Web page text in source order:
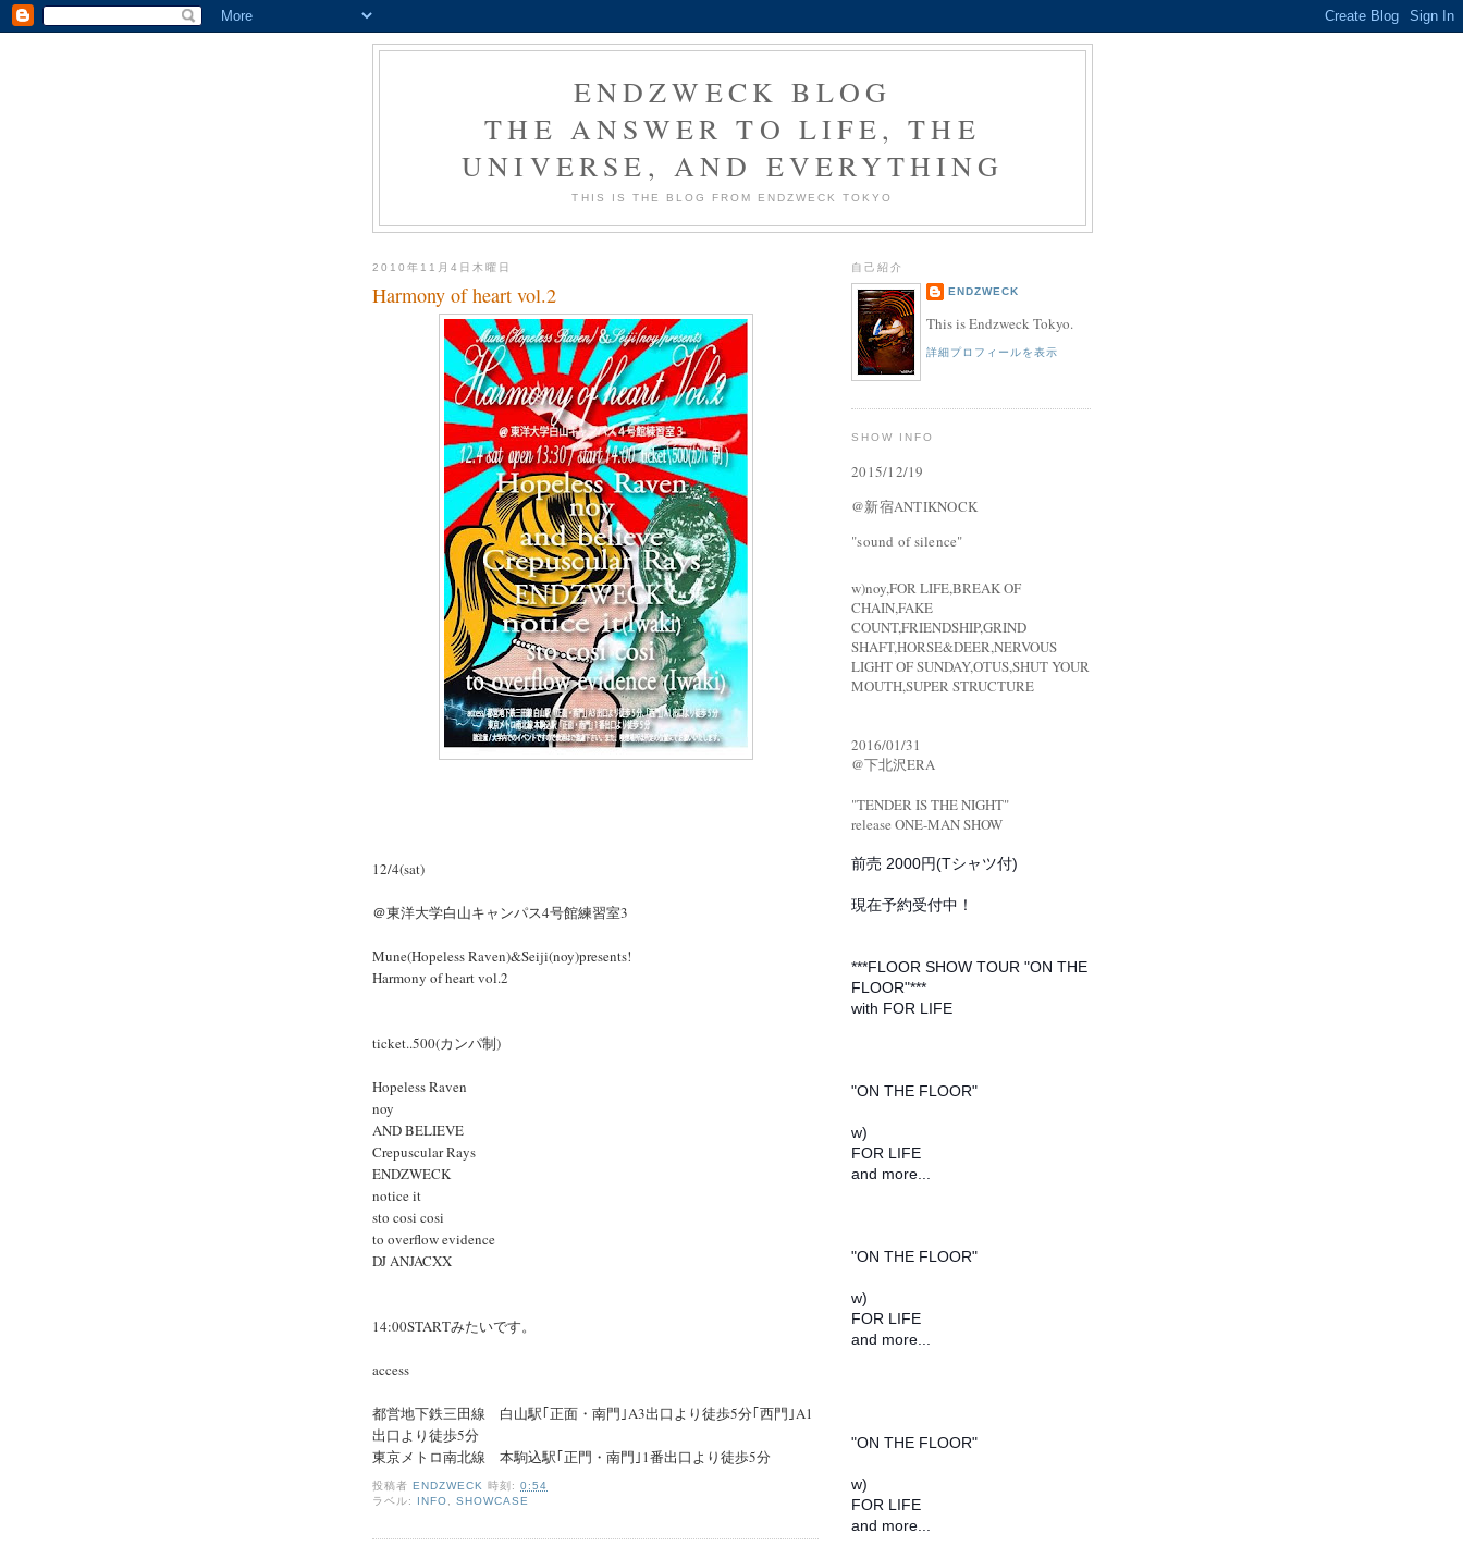
ENDZWECK BLOG
THE ANSWER TO LIFE, THE
UNIVERSE, AND EVERYTHING
THIS IS THE BLOG FROM ENDZWECK TOKYO
2010年11月4日木曜日
Harmony of heart vol.2
12/4(sat)
＠東洋大学白山キャンパス4号館練習室3
Mune(Hopeless Raven)&Seiji(noy)presents!
Harmony of heart vol.2
ticket..500(カンパ制)
Hopeless Raven
noy
AND BELIEVE
Crepuscular Rays
ENDZWECK
notice it
sto cosi cosi
to overflow evidence
DJ ANJACXX
14:00STARTみたいです。
access
都営地下鉄三田線 白山駅｢正面・南門｣A3出口より徒歩5分｢西門｣A1
出口より徒歩5分
東京メトロ南北線 本駒込駅｢正門・南門｣1番出口より徒歩5分
投稿者ENDZWECK 時刻:0:54
ラベル: INFO ,SHOWCASE
自己紹介
ENDZWECK
This is Endzweck Tokyo.
詳細プロフィールを表示
SHOW INFO
2015/12/19
@新宿ANTIKNOCK
"sound of silence"
w)noy,FOR LIFE,BREAK OF
CHAIN,FAKE
COUNT,FRIENDSHIP,GRIND
SHAFT,HORSE&DEER,NERVOUS
LIGHT OF SUNDAY,OTUS,SHUT YOUR
MOUTH,SUPER STRUCTURE
2016/01/31
@下北沢ERA
"TENDER IS THE NIGHT"
release ONE-MAN SHOW
前売 2000円(Tシャツ付)
現在予約受付中！
***FLOOR SHOW TOUR "ON THE
FLOOR"***
with FOR LIFE
"ON THE FLOOR"
w)
FOR LIFE
and more...
"ON THE FLOOR"
w)
FOR LIFE
and more...
"ON THE FLOOR"
w)
FOR LIFE
and more...